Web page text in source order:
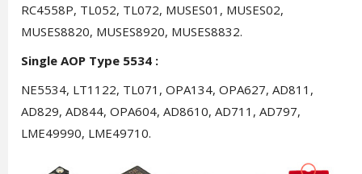
RC4558P, TL052, TL072, MUSES01, MUSES02,
MUSES8820, MUSES8920, MUSES8832.
Single AOP Type 5534 :
NE5534, LT1122, TL071, OPA134, OPA627, AD811,
AD829, AD844, OPA604, AD8610, AD711, AD797,
LME49990, LME49710.